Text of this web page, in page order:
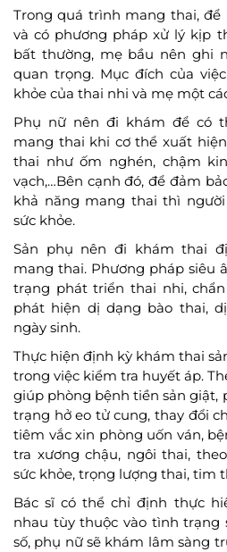
Trong quá trình mang thai,
và có phương pháp xử lý kịp
bất thường, mẹ bầu nên ghi
quan trọng. Mục đích của
khỏe của thai nhi và mẹ một
Phụ nữ nên đi khám để có
mang thai khi cơ thể xuất
thai như ốm nghén, chậm
vạch,…Bên cạnh đó, để đảm
khả năng mang thai thì
sức khỏe.
Sản phụ nên đi khám thai
mang thai. Phương pháp siêu
trạng phát triển thai nhi,
phát hiện dị dạng bào thai,
ngày sinh.
Thực hiện định kỳ khám thai
trong việc kiểm tra huyết áp.
giúp phòng bệnh tiền sản giật,
trạng hở eo tử cung, thay đổi
tiêm vắc xin phòng uốn ván,
tra xương chậu, ngôi thai,
sức khỏe, trọng lượng thai, tim
Bác sĩ có thể chỉ định thực
nhau tùy thuộc vào tình trạng
số, phụ nữ sẽ khám lâm sàng